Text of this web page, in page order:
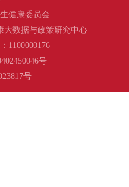
健康委员会
大数据与政策研究中心
1100000176
号
号